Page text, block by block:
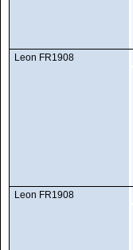
Leon FR1908
Leon FR1908